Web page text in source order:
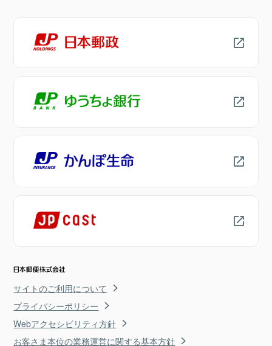
サイトのご利用について
プライバシーポリシー
Webアクセシビリティ方針
お客さま本位の業務運営に関する基本方針